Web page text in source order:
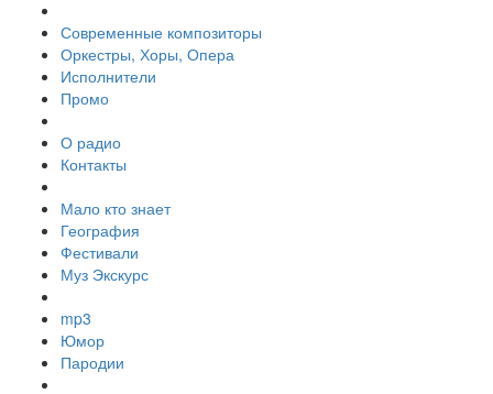
Современные композиторы
Оркестры, Хоры, Опера
Исполнители
Промо
О радио
Контакты
Мало кто знает
География
Фестивали
Муз Экскурс
mp3
Юмор
Пародии